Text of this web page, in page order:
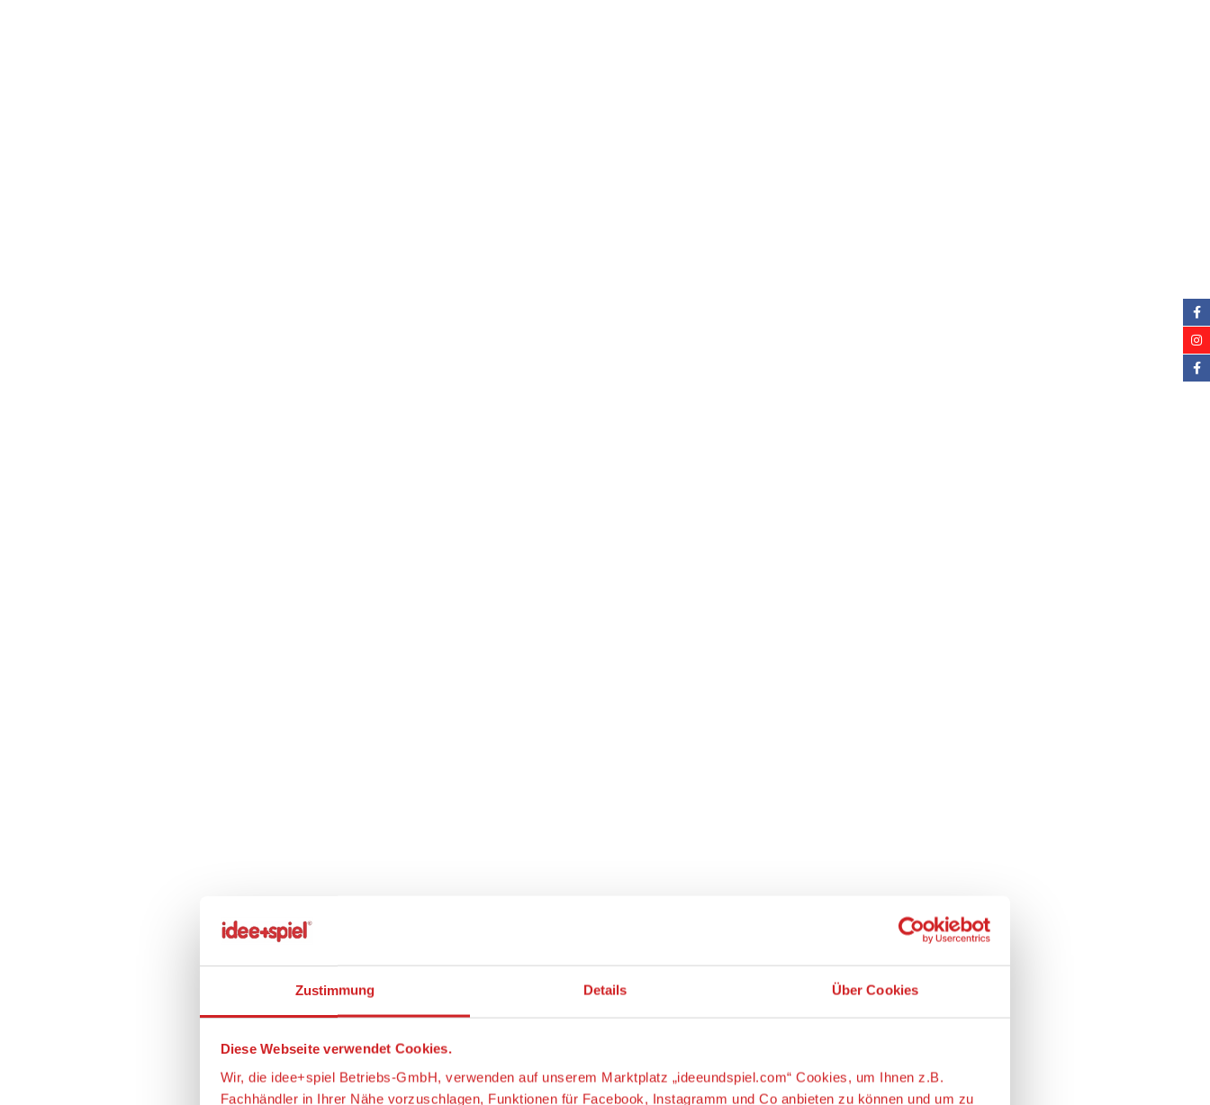
Zustimmung Details Über Cookies
Diese Webseite verwendet Cookies.
Wir, die idee+spiel Betriebs-GmbH, verwenden auf unserem Marktplatz „ideeundspiel.com“ Cookies, um Ihnen z.B.
Fachhändler in Ihrer Nähe vorzuschlagen, Funktionen für Facebook, Instagramm und Co anbieten zu können und um zu